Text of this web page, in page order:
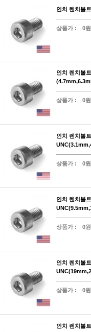
인치 렌치볼
상품가 : 0원
인치 렌치볼
상품가 : 0원
인치 렌치볼
상품가 : 0원
인치 렌치볼
상품가 : 0원
인치 렌치볼
상품가 : 0원
인치 렌치볼